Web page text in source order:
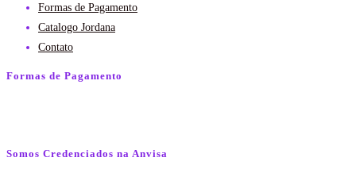
Formas de Pagamento
Catalogo Jordana
Contato
Formas de Pagamento
Somos Credenciados na Anvisa